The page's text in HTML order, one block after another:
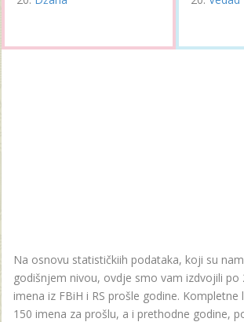
Na osnovu statističkiih podataka, koji su
godišnjem nivou, ovdje smo vam izdvojili po
imena iz FBiH i RS prošle godine.
150 imena za prošlu, a i prethodne godine,